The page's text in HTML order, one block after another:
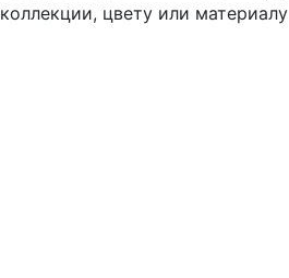
коллекции, цвету или материалу